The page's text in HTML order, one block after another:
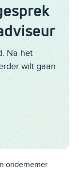
Na het
wilt gaan
ondernemer